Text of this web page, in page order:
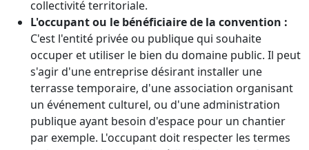
collectivité territoriale.
L'occupant ou le bénéficiaire de la convention :
C'est l'entité privée ou publique qui souhaite
occuper et utiliser le bien du domaine public. Il peut
s'agir d'une entreprise désirant installer une
terrasse temporaire, d'une association organisant
un événement culturel, ou d'une administration
publique ayant besoin d'espace pour un chantier
par exemple. L'occupant doit respecter les termes